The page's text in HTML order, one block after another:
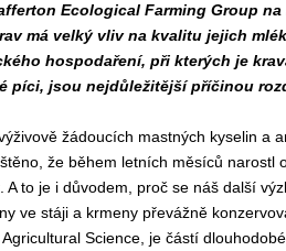
Ecological Farming Group na
má velký vliv na kvalitu jejich
hospodaření, při kterých je
píci, jsou nejdůležitější příčinou
žádoucích mastných kyselin a
že během letních měsíců narostl
to je i důvodem, proč se náš další
ve stáji a krmeny převážně
Science, je částí